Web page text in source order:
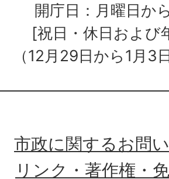
開庁日：月曜日か
[祝日・休日および
（12月29日から1月3
市政に関するお問
リンク・著作権・